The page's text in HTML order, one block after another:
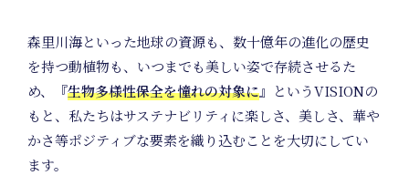
森里川海といった地球の資源も、数十億年の進化の歴史
を持つ動植物も、いつまでも美しい姿で存続させるた
め、『生物多様性保全を憧れの対象に』というVISIONの
もと、私たちはサステナビリティに楽しさ、美しさ、華や
かさ等ポジティブな要素を織り込むことを大切にしてい
ます。